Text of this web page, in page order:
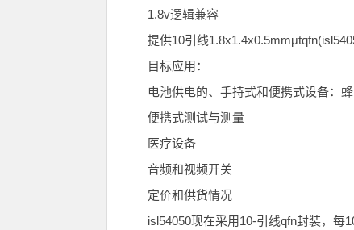
1.8v逻辑兼容
提供10引线
目标应用：
电池供电的、手持式和便携式设备：
便携式测试与测量
医疗设备
音频和视频开关
定价和供货情况
isl54050现在采用10-引线qfn封装，每